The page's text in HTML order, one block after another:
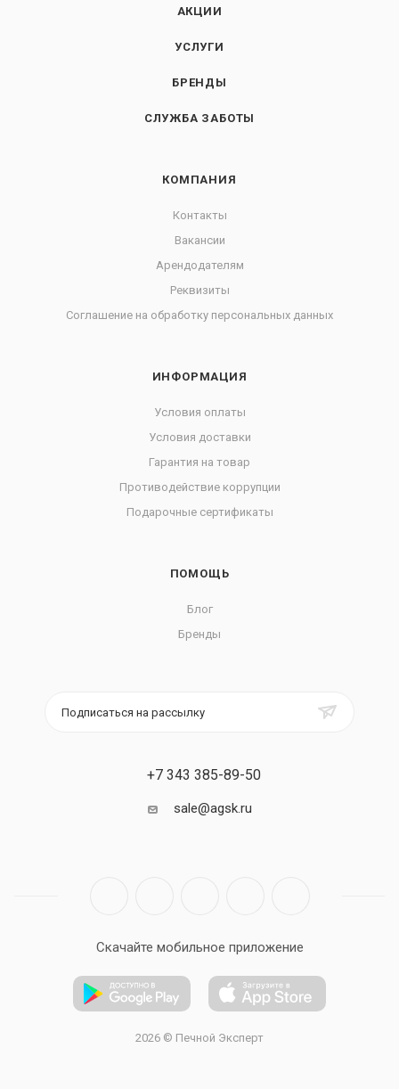
АКЦИИ
УСЛУГИ
БРЕНДЫ
СЛУЖБА ЗАБОТЫ
КОМПАНИЯ
Контакты
Вакансии
Арендодателям
Реквизиты
Соглашение на обработку персональных данных
ИНФОРМАЦИЯ
Условия оплаты
Условия доставки
Гарантия на товар
Противодействие коррупции
Подарочные сертификаты
ПОМОЩЬ
Блог
Бренды
Подписаться на рассылку
+7 343 385-89-50
sale@agsk.ru
Скачайте мобильное приложение
2026 © Печной Эксперт